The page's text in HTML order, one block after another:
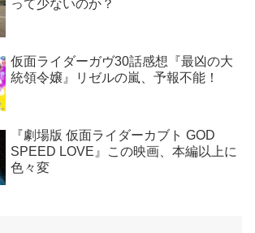
って少ないのか？
仮面ライダーガヴ30話感想『最凶の大
統領令嬢』リゼルの嵐、予報不能！
『劇場版 仮面ライダーカブト GOD
SPEED LOVE』この映画、本編以上に
色々変